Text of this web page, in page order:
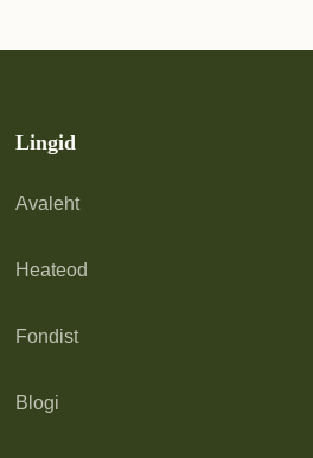
Lingid
Avaleht
Heateod
Fondist
Blogi